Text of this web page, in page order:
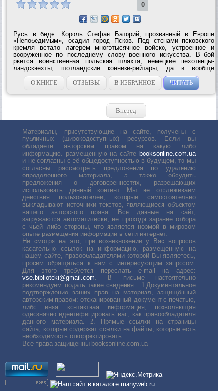
0
Русь в беде. Король Стефан Баторий, прозванный в Европе
«Непобедимым», осадил город Псков. Под стенами псковского
кремля встало лагерем многотысячное войско, устроенное и
вооруженное по последнему слову военного искусства. В бой
рвется воинственная польская шляхта, немецкие пехотинцы-
ландскнехты, шотландские конники-рейтары, да и вообще
наемники со всей Европы. Готова заработать во всю мощь
всесокрушительная осадная артиллерия....
О КНИГЕ ОТЗЫВЫ В ИЗБРАННОЕ ЧИТАТЬ
Вперед
Материалы, присутствующие на сайте, получены с
публичных (широкодоступных) ресурсов. Если вы
обладаете авторским правом на какую либо
информацию, размещенную на сайте booksonline.com.ua
и не согласны с её общедоступностью в будущем, то мы
согласны рассмотреть предложения по удалению
определенного материала, а также обсудить
предложения о договоренностях, разрешающих
использовать данный контент. Мы не отслеживаем
действия пользователей, которые самостоятельно
выкладывают источники текстов, являющиеся объектом
вашего авторского права. Все данные на сайт,
загружаются автоматически, не проходя заранее отбора
с чьей либо стороны, что является нормой в мировом
опыте размещения информации в сети интернет.
Не смотря на это, при возникновении у Вас вопросов
касательно ссылок на информацию, размещенную на
нашем сайте, правообладателями которой Вы являетесь,
просим обращаться к нам с интересующим запросом.
Для этого требуется переслать е-mail на адрес:
vse.biblioteki@gmail.com . В письме настоятельно
рекомендуем подать такие сведения : 1.Документальное
подтверждение ваших прав на материал, защищённый
авторским правом: отсканированный документ с печатью,
либо иная контактная информация, позволяющая
однозначно идентифицировать вас, как правообладателя
данного материала. 2. Прямые ссылки на страницы
сайта, которые содержат ссылки на файлы, которые есть
необходимость откорректировать.
Все права защищенны booksonline.com.ua